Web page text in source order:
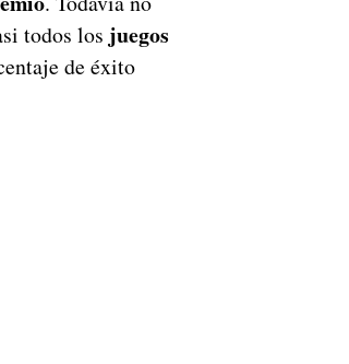
todos los juegos
de éxito